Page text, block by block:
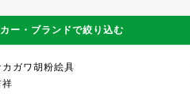
ー・ブランドで絞り込む
カガワ胡粉絵具
祥